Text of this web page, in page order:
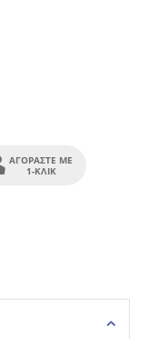
ΑΓΟΡΆΣΤΕ ΜΕ
1-ΚΛΙΚ